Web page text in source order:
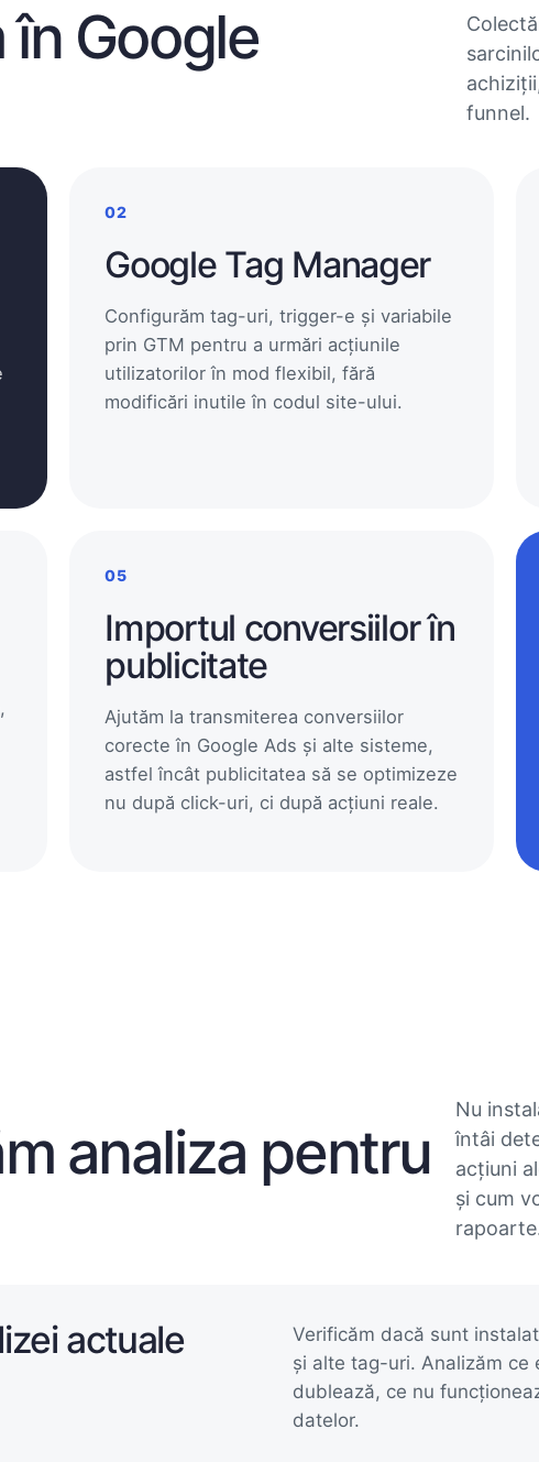
Google
funnel.
02
Google Tag Manager
Configurăm tag-uri, trigger-e și variabile
prin GTM pentru a urmări acțiunile
utilizatorilor în mod flexibil, fără
modificări inutile în codul site-ului.
05
Importul conversiilor în
publicitate
Ajutăm la transmiterea conversiilor
corecte în Google Ads și alte sisteme,
astfel încât publicitatea să se optimizeze
nu după click-uri, ci după acțiuni reale.
analiza pentru
Nu
întâi
acțiuni
și cum
actuale
Verificăm dacă sunt
și alte tag-uri. Analizăm ce
dublează, ce nu
datelor.